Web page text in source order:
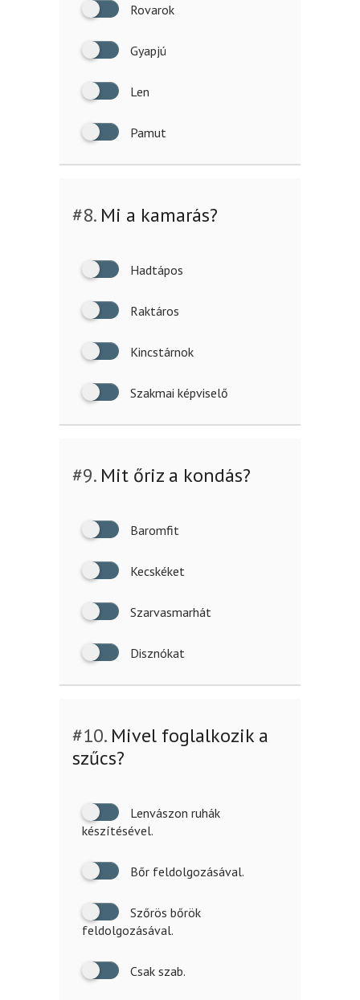
Rovarok
Gyapjú
Len
Pamut
#8.Mi a kamarás?
Hadtápos
Raktáros
Kincstárnok
Szakmai képviselő
#9.Mit őriz a kondás?
Baromfit
Kecskéket
Szarvasmarhát
Disznókat
#10.Mivel foglalkozik a
szűcs?
Lenvászon ruhák
készítésével.
Bőr feldolgozásával.
Szőrös bőrök
feldolgozásával.
Csak szab.